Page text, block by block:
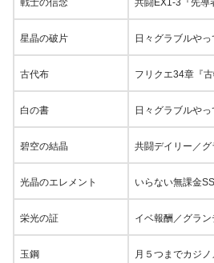
戦士の信念 共闘EX1-3『先導
星晶の破片 日々グラブルや
古代布 フリクエ34章『
白の書 日々グラブルや
碧空の結晶 共闘デイリー／
光晶のエレメント いらない無課金
栄光の証 イベ報酬／グラ
玉鋼 月５つまでカジ